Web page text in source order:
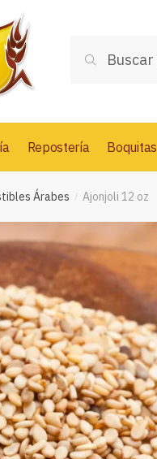
por:
Buscar
Repostería Boquitas
Árabes / Ajonjoli 12 oz